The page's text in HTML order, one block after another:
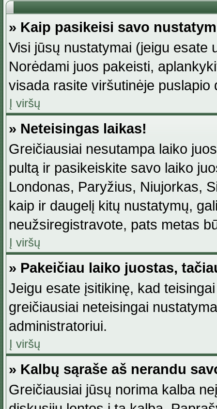
» Kaip pasikeisi savo
Visi jūsų nustatymai (jeigu esate
Norėdami juos pakeisti,
visada rasite viršutinėje
Į viršų
» Neteisingas laikas!
Greičiausiai nesutampa laiko
pultą ir pasikeiskite savo laiko
Londonas, Paryžius, Niujorkas,
kaip ir daugelį kitų nustatymų,
neužsiregistravote, pats metas
Į viršų
» Pakeičiau laiko juostas,
Jeigu esate įsitikinę, kad
greičiausiai neteisingai
administratoriui.
Į viršų
» Kalbų sąraše aš nerandu
Greičiausiai jūsų norima kalba